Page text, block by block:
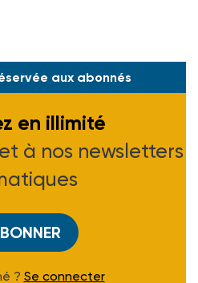
aux abonnés
en illimité
à nos newsletters
? Se connecter